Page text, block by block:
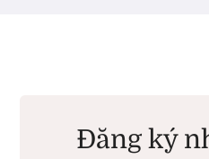
Đăng ký